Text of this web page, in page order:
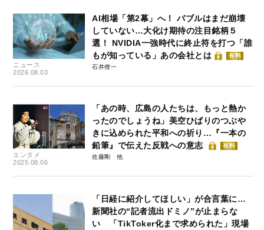
ニュース
2026.08.03
AI相場「第2幕」へ！ バブルはまだ崩壊
していない…大化け期待の注目銘柄５
選！ NVIDIA一強時代に終止符を打つ「誰
もが知っている」あの会社とは
有料
石井僚一
エンタメ
2025.08.06
「あの時、広島の人たちは、もっと熱か
ったのでしょうね」美空ひばりのつぶや
きに込められた平和への祈り…『一本の
鉛筆』で伝えた反戦への意志
有料
佐藤剛
「日経に紹介してほしい」が合言葉に…
新聞社の“記者流出ドミノ”が止まらな
い 「TikToker化まで求められた」現場